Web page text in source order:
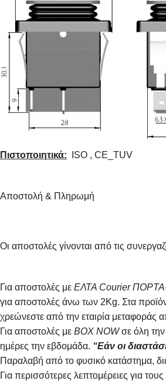
Πιστοποιητικά: ISO , CE_TUV
Αποστολή & Πληρωμή
Οι αποστολές γίνονται από τις
Για αποστολές με ΕΛΤΑ Courier
για αποστολές άνω των 2Κg. Στα
χρεώνεστε από την εταιρία μεταφοράς
Για αποστολές με BOX NOWσε όλη
ημέρες την εβδομάδα. “Εάν οι
Παραλαβή από το φυσικό κατάστημα,
Για περισσότερες λεπτομέρειες για